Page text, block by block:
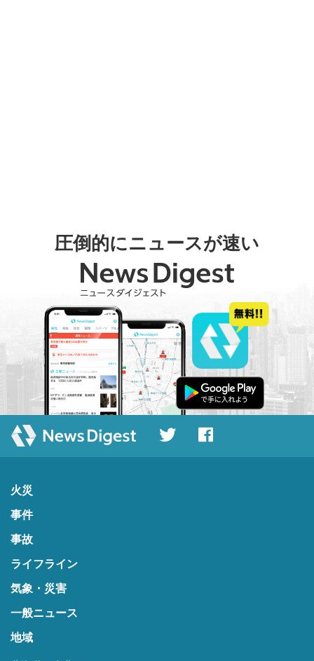
圧倒的にニュースが速い
火災
事件
事故
ライフライン
気象・災害
一般ニュース
地域